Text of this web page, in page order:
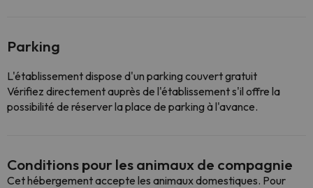
Parking
L'établissement dispose d'un parking couvert gratuit
Vérifiez directement auprès de l'établissement s'il offre la
possibilité de réserver la place de parking à l'avance.
Conditions pour les animaux de compagnie
Cet hébergement accepte les animaux domestiques. Pour